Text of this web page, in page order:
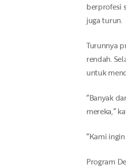
berprofesi
juga turun.
Turunnya
rendah.
untuk
“Banyak
mereka,”
“Kami
Program